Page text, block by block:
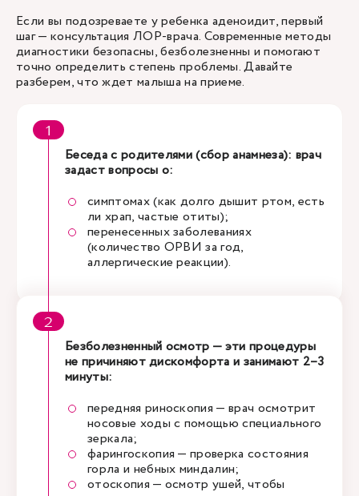
Если вы подозреваете у ребенка аденоидит, первый
шаг — консультация ЛОР-врача. Современные методы
диагностики безопасны, безболезненны и помогают
точно определить степень проблемы. Давайте
разберем, что ждет малыша на приеме.
Беседа с родителями (сбор анамнеза): врач
задаст вопросы о:
симптомах (как долго дышит ртом, есть
ли храп, частые отиты);
перенесенных заболеваниях
(количество ОРВИ за год,
аллергические реакции).
Безболезненный осмотр — эти процедуры
не причиняют дискомфорта и занимают 2–3
минуты:
передняя риноскопия — врач осмотрит
носовые ходы с помощью специального
зеркала;
фарингоскопия — проверка состояния
горла и небных миндалин;
отоскопия — осмотр ушей, чтобы